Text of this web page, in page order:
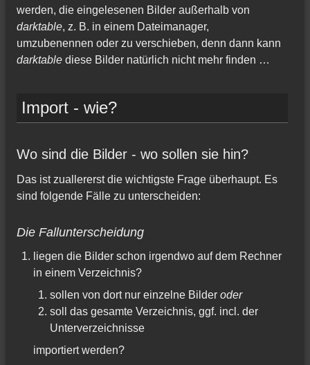
werden, die eingelesenen Bilder außerhalb von
darktable, z. B. in einem Dateimanager,
umzubenennen oder zu verschieben, denn dann kann
darktable diese Bilder natürlich nicht mehr finden …
Import - wie?
Wo sind die Bilder - wo sollen sie hin?
Das ist zuallererst die wichtigste Frage überhaupt. Es
sind folgende Fälle zu unterscheiden:
Die Fallunterscheidung
liegen die Bilder schon irgendwo auf dem Rechner
in einem Verzeichnis?
sollen von dort nur einzelne Bilder oder
soll das gesamte Verzeichnis, ggf. incl. der
Unterverzeichnisse
importiert werden?